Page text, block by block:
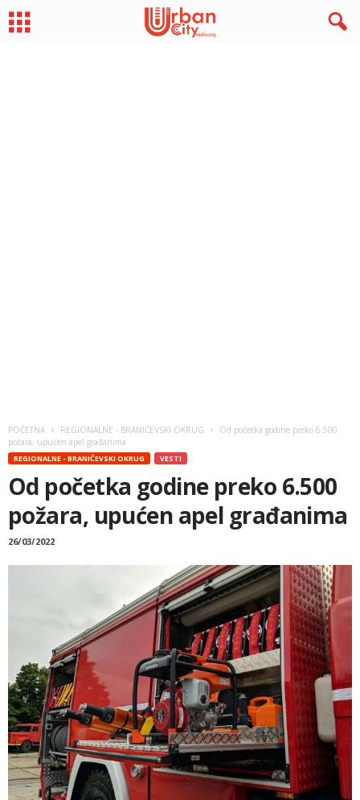
POČETNA REGIONALNE - BRANIČEVSKI OKRUG
Od početka godine preko 6.500
požara, upućen apel građanima
REGIONALNE - BRANIČEVSKI OKRUG VESTI
Od početka godine preko 6.500
požara, upućen apel građanima
26/03/2022